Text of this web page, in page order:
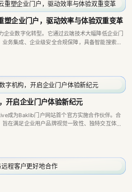
塑企业门户，驱动效率与体验双重变革
业数字化转型。它通过云端技术大幅降低企业门
务集成、企业级安全合规保障，具备智能搜索与
体化，支持多系统连接，能快速部署专业门户。
开启企业门户体验新纪元
成为Baklib门户网站首个官方实施合作伙伴。合
在满足企业用户品牌视觉一致性、独特交互体验
带来效率提升、成本优化和体验保...